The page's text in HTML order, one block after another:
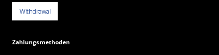
Withdrawal
Zahlungsmethoden